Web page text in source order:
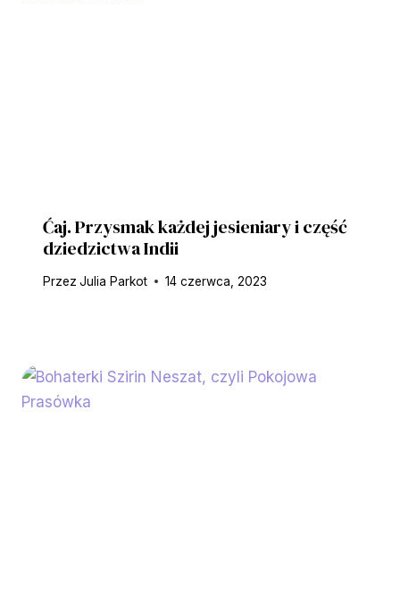
Ćaj. Przysmak każdej jesieniary i część
dziedzictwa Indii
Przez Julia Parkot 14 czerwca, 2023